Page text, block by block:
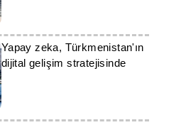
Yapay zeka, Türkmenistan'ın
dijital gelişim stratejisinde